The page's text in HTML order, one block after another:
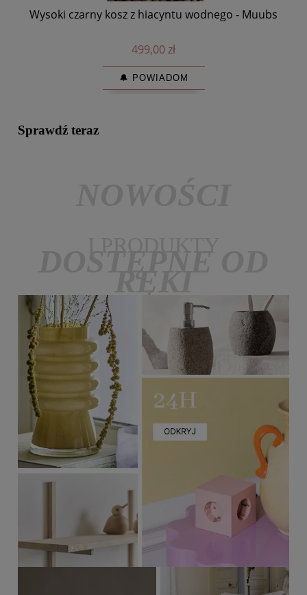
Wysoki czarny kosz z hiacyntu wodnego - Muubs
499,00 zł
🔔 POWIADOM
Sprawdź teraz